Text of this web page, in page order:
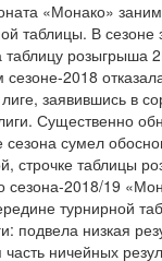
«Монако»
таблицы. В сезоне
таблицу розыгрыша
2018
заявившись в
Существенно
сумел
строчке таблицы
сезона-2018/19
турнирной
подвела низкая
ничейных